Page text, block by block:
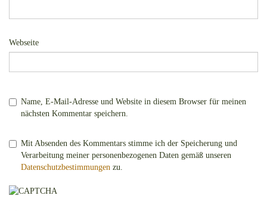
Webseite
Name, E-Mail-Adresse und Website in diesem Browser für meinen
nächsten Kommentar speichern.
Mit Absenden des Kommentars stimme ich der Speicherung und
Verarbeitung meiner personenbezogenen Daten gemäß unseren
Datenschutzbestimmungen zu.